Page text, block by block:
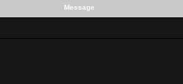
Message